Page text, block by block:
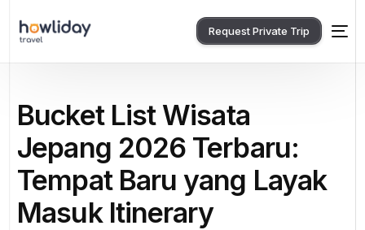
Request Private Trip
Bucket List Wisata
Jepang 2026 Terbaru:
Tempat Baru yang Layak
Masuk Itinerary